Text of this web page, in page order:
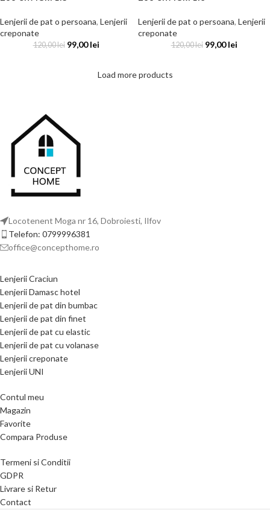
Lenjerii de pat o persoana, Lenjerii
creponate
120,00lei 99,00lei
Lenjerii de pat o persoana, Lenjerii
creponate
120,00lei 99,00lei
Load more products
Locotenent Moga nr 16, Dobroiesti, Ilfov
Telefon: 0799996381
office@concepthome.ro
Lenjerii Craciun
Lenjerii Damasc hotel
Lenjerii de pat din bumbac
Lenjerii de pat din finet
Lenjerii de pat cu elastic
Lenjerii de pat cu volanase
Lenjerii creponate
Lenjerii UNI
Contul meu
Magazin
Favorite
Compara Produse
Termeni si Conditii
GDPR
Livrare si Retur
Contact